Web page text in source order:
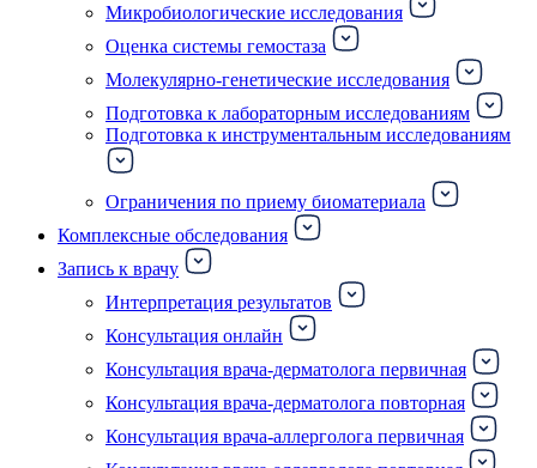
Микробиологические исследования
Оценка системы гемостаза
Молекулярно-генетические исследования
Подготовка к лабораторным исследованиям
Подготовка к инструментальным исследованиям
Ограничения по приему биоматериала
Комплексные обследования
Запись к врачу
Интерпретация результатов
Консультация онлайн
Консультация врача-дерматолога первичная
Консультация врача-дерматолога повторная
Консультация врача-аллерголога первичная